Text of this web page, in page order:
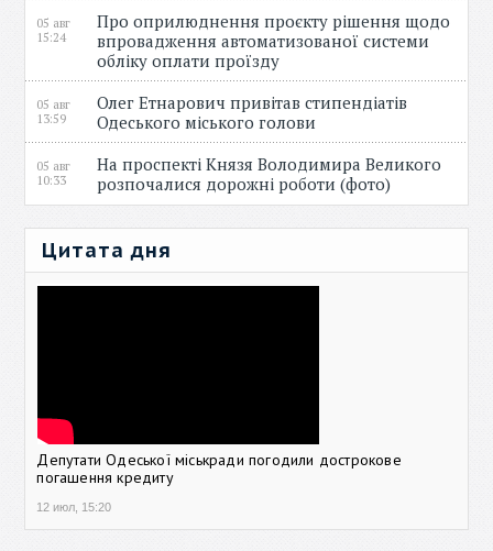
05 авг
15:24
Про оприлюднення проєкту рішення щодо
впровадження автоматизованої системи
обліку оплати проїзду
05 авг
13:59
Олег Етнарович привітав стипендіатів
Одеського міського голови
05 авг
10:33
На проспекті Князя Володимира Великого
розпочалися дорожні роботи (фото)
Цитата дня
Депутати Одеської міськради погодили дострокове
погашення кредиту
12 июл, 15:20